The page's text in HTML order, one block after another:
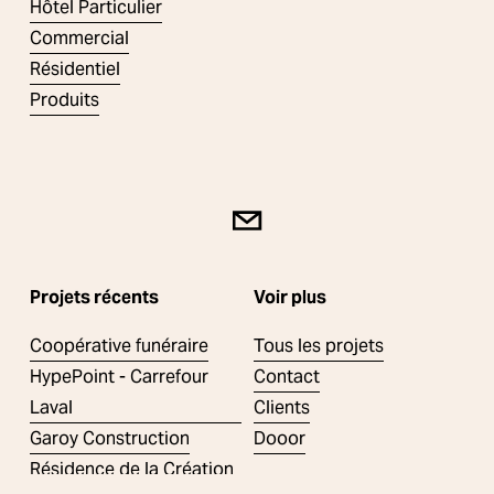
e
n
t
Hôtel Particulier
Commercial
Résidentiel
Produits
Projets récents
Coopérative funéraire
HypePoint - Carrefour
Laval
Garoy Construction
Résidence de la Création
Voir plus
Tous les projets
Contact
Clients
Dooor